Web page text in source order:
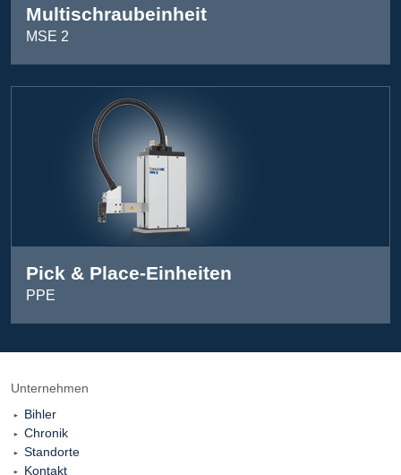
Multischraubeinheit
MSE 2
Pick & Place-Einheiten
PPE
Unternehmen
Bihler
Chronik
Standorte
Kontakt